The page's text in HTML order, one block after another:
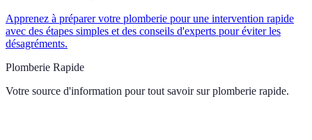
Apprenez à préparer votre plomberie pour une intervention rapide
avec des étapes simples et des conseils d'experts pour éviter les
désagréments.
Plomberie Rapide
Votre source d'information pour tout savoir sur plomberie rapide.